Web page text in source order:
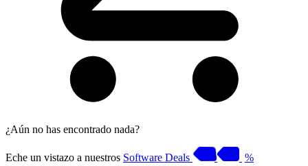
¿Aún no has encontrado nada?
Eche un vistazo a nuestros Software Deals %